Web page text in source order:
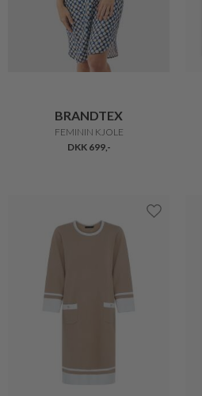
BRANDTEX
FEMININ KJOLE
DKK 699,-